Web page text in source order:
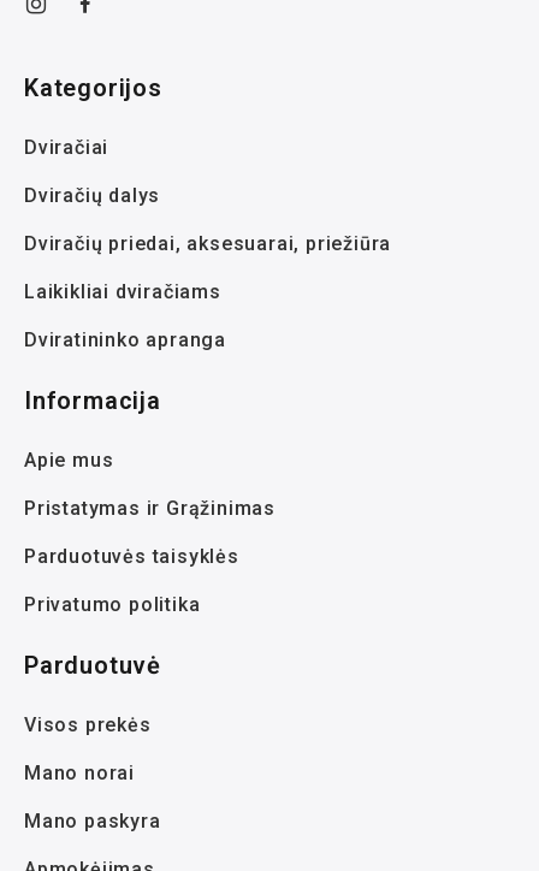
Kategorijos
Dviračiai
Dviračių dalys
Dviračių priedai, aksesuarai, priežiūra
Laikikliai dviračiams
Dviratininko apranga
Informacija
Apie mus
Pristatymas ir Grąžinimas
Parduotuvės taisyklės
Privatumo politika
Parduotuvė
Visos prekės
Mano norai
Mano paskyra